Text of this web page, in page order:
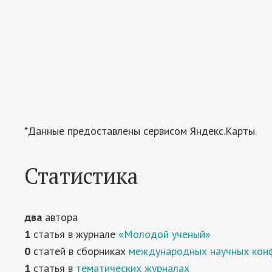
*Данные предоставлены сервисом Яндекс.Карты.
Статистика
два автора
1 статья в журнале «Молодой ученый»
0 статей в сборниках международных научных
1 статья в тематических журналах